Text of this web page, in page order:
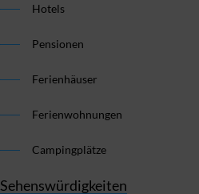
Hotels
Pensionen
Ferienhäuser
Ferienwohnungen
Campingplätze
Sehenswürdigkeiten